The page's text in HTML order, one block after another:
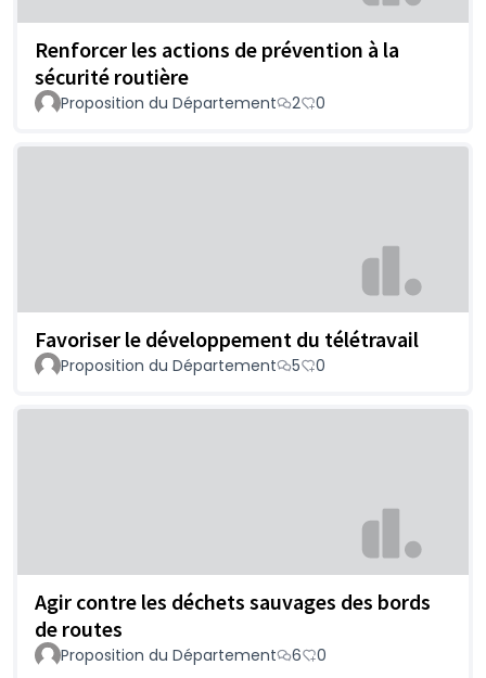
Renforcer les actions de prévention à la
sécurité routière
Proposition du Département 2 0
Favoriser le développement du télétravail
Proposition du Département 5 0
Agir contre les déchets sauvages des bords
de routes
Proposition du Département 6 0